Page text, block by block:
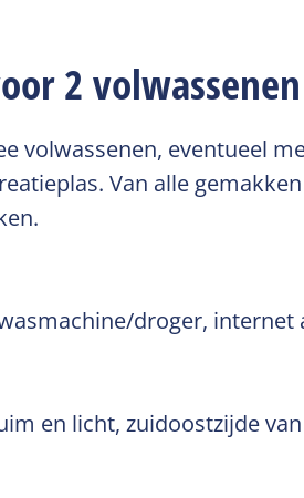
2
volwassenen, eventueel
Van alle
droger, internet
en licht, zuidoostzijde